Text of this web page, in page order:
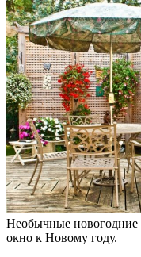
Необычные новогодние
окно к Новому году.